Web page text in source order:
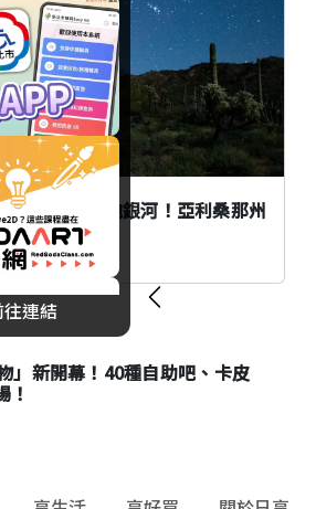
林、夜晚擁抱銀河！亞利桑那州
」新開幕！40種自助吧、卡皮
！
案！品川劇場、景觀飯店與日
藏
連結